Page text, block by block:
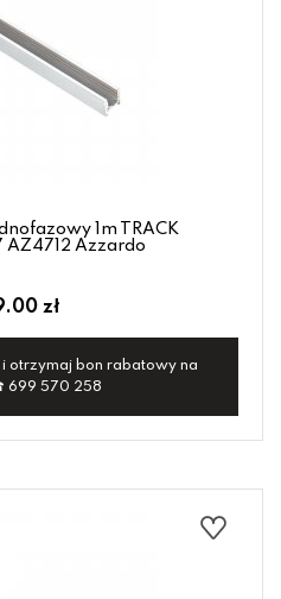
1m TRACK
AZ4712 Azzardo
zł
i otrzymaj bon rabatowy na
699 570 258